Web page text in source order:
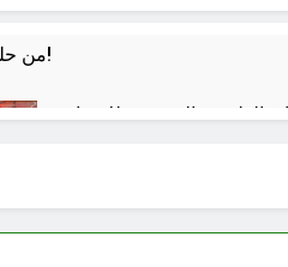
من حلف بغداد إلى الحلف السعودي التركي الباكستاني- وفوائد انضمام العراق له!
الفلسفة التجريدية للانسان